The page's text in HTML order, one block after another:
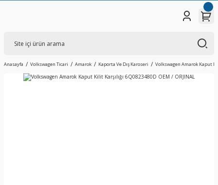
Anasayfa Volkswagen Ticari Amarok Kaporta Ve Dış Karoseri Volkswagen Amarok Kaput